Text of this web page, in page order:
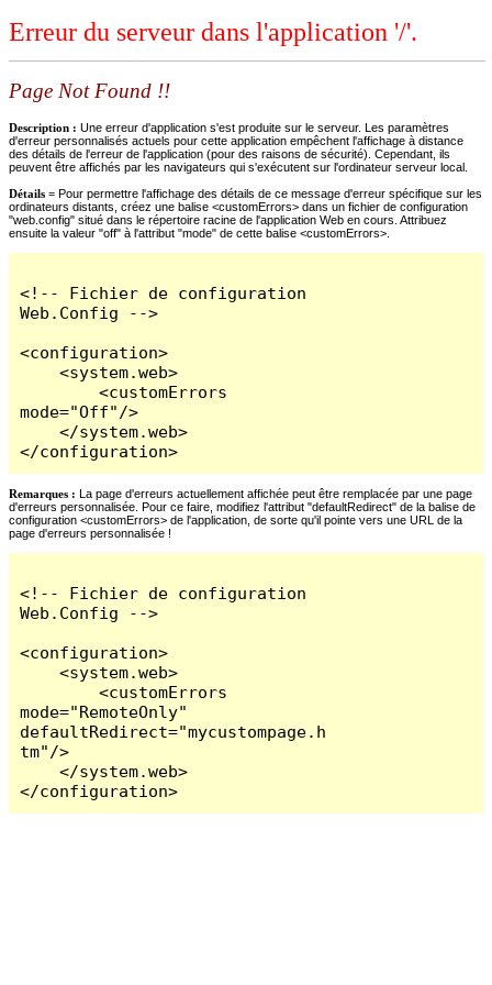
Erreur du serveur dans l'application '/'.
Page Not Found !!
Description : Une erreur d'application s'est produite sur le serveur. Les paramètres
d'erreur personnalisés actuels pour cette application empêchent l'affichage à distance
des détails de l'erreur de l'application (pour des raisons de sécurité). Cependant, ils
peuvent être affichés par les navigateurs qui s'exécutent sur l'ordinateur serveur local.
Détails = Pour permettre l'affichage des détails de ce message d'erreur spécifique sur les
ordinateurs distants, créez une balise <customErrors> dans un fichier de configuration
"web.config" situé dans le répertoire racine de l'application Web en cours. Attribuez
ensuite la valeur "off" à l'attribut "mode" de cette balise <customErrors>.
<!-- Fichier de configuration
Web.Config -->
<configuration>
    <system.web>
        <customErrors
mode="Off"/>
    </system.web>
</configuration>
Remarques : La page d'erreurs actuellement affichée peut être remplacée par une page
d'erreurs personnalisée. Pour ce faire, modifiez l'attribut "defaultRedirect" de la balise de
configuration <customErrors> de l'application, de sorte qu'il pointe vers une URL de la
page d'erreurs personnalisée !
<!-- Fichier de configuration
Web.Config -->
<configuration>
    <system.web>
        <customErrors
mode="RemoteOnly"
defaultRedirect="mycustompage.h
tm"/>
    </system.web>
</configuration>